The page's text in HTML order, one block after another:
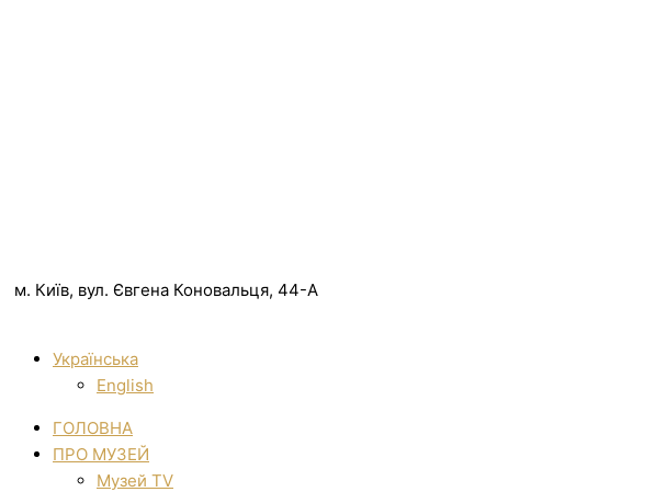
м. Київ, вул. Євгена Коновальця, 44-А
Українська
English
ГОЛОВНА
ПРО МУЗЕЙ
Музей TV